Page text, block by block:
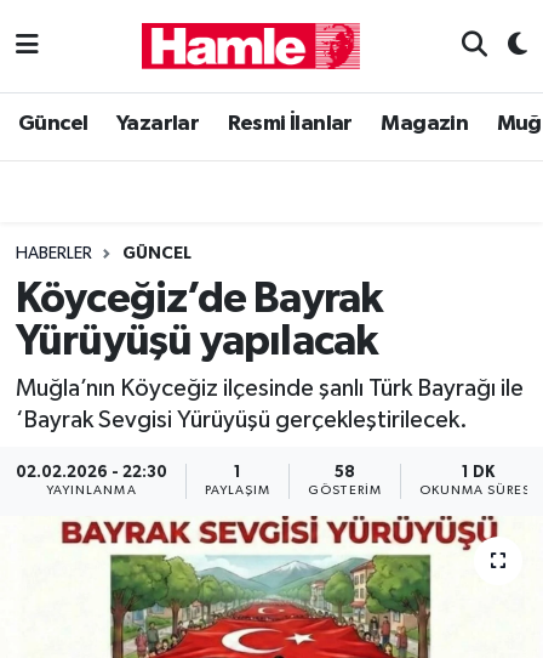
Güncel Yazarlar Resmi İlanlar Magazin
HABERLER GÜNCEL
Köyceğiz’de Bayrak
Yürüyüşü yapılacak
Muğla’nın Köyceğiz ilçesinde şanlı Türk Bayrağı ile
‘Bayrak Sevgisi Yürüyüşü gerçekleştirilecek.
02.02.2026 - 22:30
YAYINLANMA
1
PAYLAŞIM
58
GÖSTERIM
1 DK
OKUNMA SÜRESI
Güncel
Magazin
Muğla Haber
Siyaset
Muğla Nöbetçi Eczaneler
Muğla Trafik Yoğunluk Haritası
Süper Lig Puan Durumu ve Fikstür
Tüm Manşetler
Son Dakika Haberleri
Haber Arşivi